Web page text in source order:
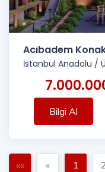
Acıbadem
İstanbul Anadolu /
Bilgi Al
«« « 1 2